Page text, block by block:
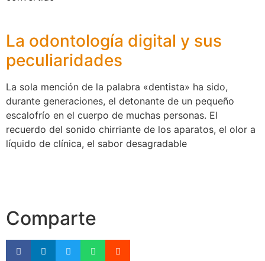
La odontología digital y sus
peculiaridades
La sola mención de la palabra «dentista» ha sido,
durante generaciones, el detonante de un pequeño
escalofrío en el cuerpo de muchas personas. El
recuerdo del sonido chirriante de los aparatos, el olor a
líquido de clínica, el sabor desagradable
Comparte